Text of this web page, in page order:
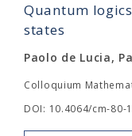
Quantum
states
Paolo de Lucia,
Colloquium
DOI: 10.4064/cm-80-